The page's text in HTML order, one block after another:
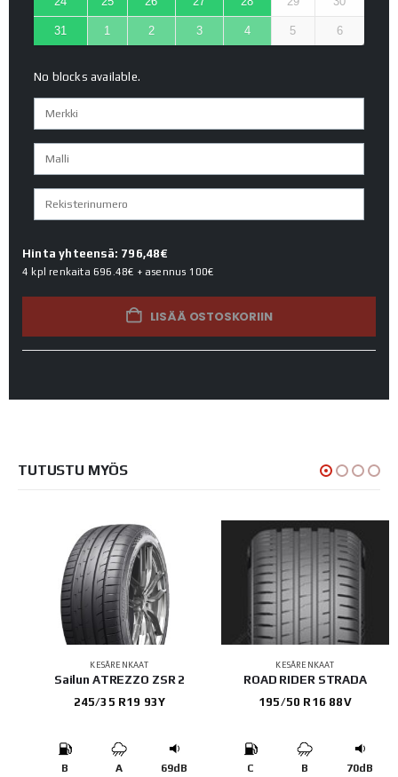
31 1 2 3 4 5 6
No blocks available.
Hinta yhteensä: 796,48€
4 kpl renkaita 696.48€ + asennus 100€
LISÄÄ OSTOSKORIIN
TUTUSTU MYÖS
KESÄRENKAAT
Sailun ATREZZO ZSR 2
245/35 R19 93Y
B A 69dB
KESÄRENKAAT
ROAD RIDER STRADA
195/50 R16 88V
C B 70dB